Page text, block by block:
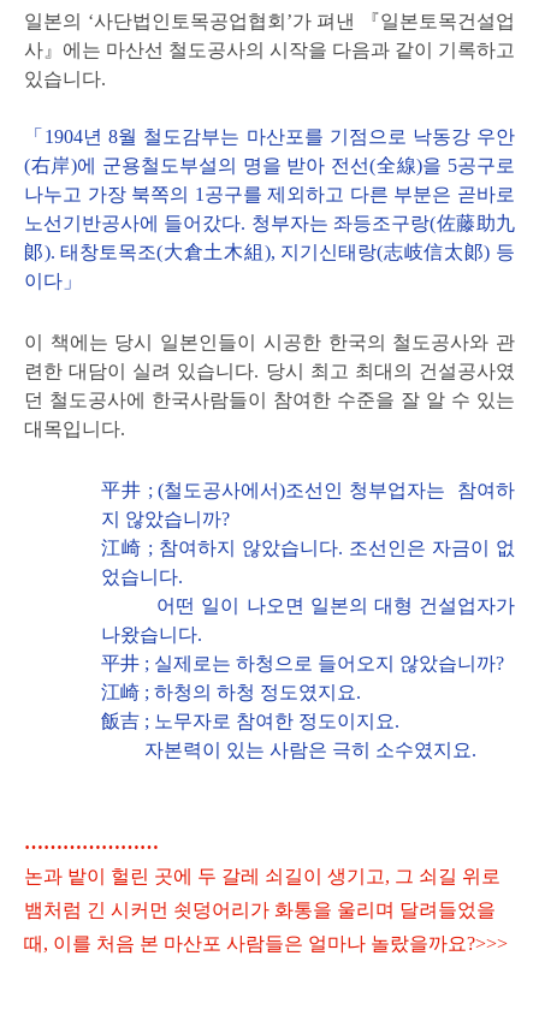
일본의 ‘사단법인토목공업협회’가 펴낸 『일본토목건설업
사』에는 마산선 철도공사의 시작을 다음과 같이 기록하고
있습니다.
「1904년 8월 철도감부는 마산포를 기점으로 낙동강 우안
(右岸)에 군용철도부설의 명을 받아 전선(全線)을 5공구로
나누고 가장 북쪽의 1공구를 제외하고 다른 부분은 곧바로
노선기반공사에 들어갔다. 청부자는 좌등조구랑(佐藤助九
郞). 태창토목조(大倉土木組), 지기신태랑(志岐信太郞) 등
이다」
이 책에는 당시 일본인들이 시공한 한국의 철도공사와 관
련한 대담이 실려 있습니다. 당시 최고 최대의 건설공사였
던 철도공사에 한국사람들이 참여한 수준을 잘 알 수 있는
대목입니다.
平井 ; (철도공사에서)조선인 청부업자는 참여하
지 않았습니까?
江崎 ; 참여하지 않았습니다. 조선인은 자금이 없
었습니다.
어떤 일이 나오면 일본의 대형 건설업자가
나왔습니다.
平井 ; 실제로는 하청으로 들어오지 않았습니까?
江崎 ; 하청의 하청 정도였지요.
飯吉 ; 노무자로 참여한 정도이지요.
자본력이 있는 사람은 극히 소수였지요.
…………………
논과 밭이 헐린 곳에 두 갈레 쇠길이 생기고, 그 쇠길 위로
뱀처럼 긴 시커먼 쇳덩어리가 화통을 울리며 달려들었을
때, 이를 처음 본 마산포 사람들은 얼마나 놀랐을까요?>>>